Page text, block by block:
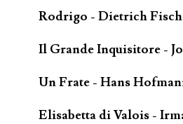
Rodrigo - Dietrich
Il Grande Inquisitore -
Un Frate - Hans
Elisabetta di Valois -